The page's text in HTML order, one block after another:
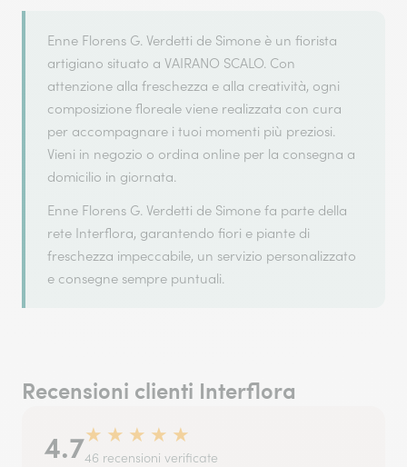
Enne Florens G. Verdetti de Simone è un fiorista
artigiano situato a VAIRANO SCALO. Con
attenzione alla freschezza e alla creatività, ogni
composizione floreale viene realizzata con cura
per accompagnare i tuoi momenti più preziosi.
Vieni in negozio o ordina online per la consegna a
domicilio in giornata.
Enne Florens G. Verdetti de Simone fa parte della
rete Interflora, garantendo fiori e piante di
freschezza impeccabile, un servizio personalizzato
e consegne sempre puntuali.
Recensioni clienti Interflora
4.7★ ★ ★ ★ ★
46 recensioni verificate